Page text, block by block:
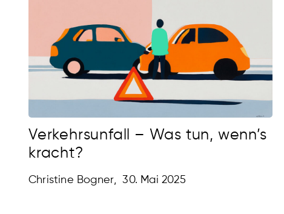
Verkehrsunfall – Was tun, wenn’s
kracht?
Christine Bogner 30. Mai 2025